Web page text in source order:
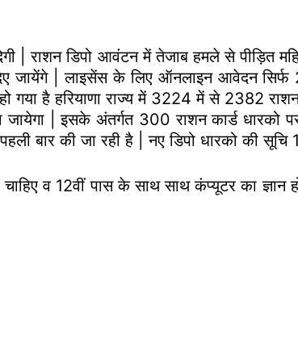
| राशन डिपो आवंटन में तेजाब हमले से पीड़ित
दिए जायेंगे | लाइसेंस के लिए ऑनलाइन आवेदन
गया है हरियाणा राज्य में 3224 में से 2382
| इसके अंतर्गत 300 राशन कार्ड धारको
बार की जा रही है | नए डिपो धारको की सूचि
व 12वीं पास के साथ साथ कंप्यूटर का ज्ञान